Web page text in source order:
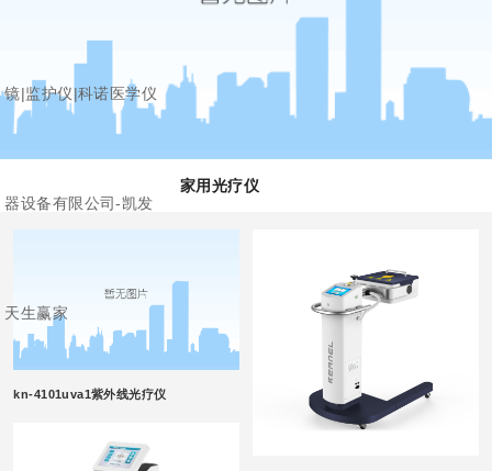
镜|监护仪|科诺医学仪
器设备有限公司-凯发
天生赢家
家用光疗仪
kn-4101uva1紫外线光疗仪